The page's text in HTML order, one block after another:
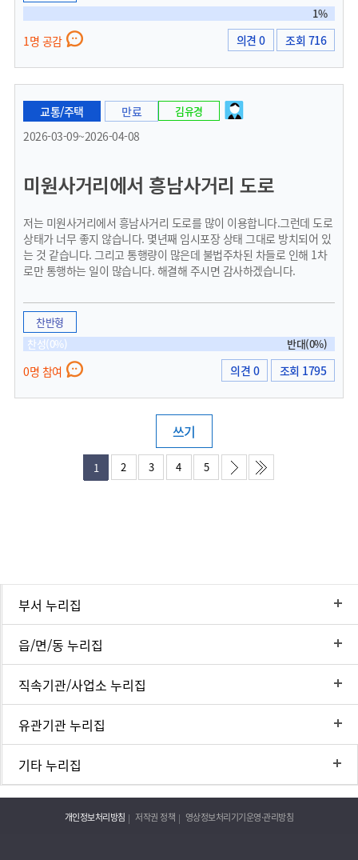
1%
1명 공감 의견 0 조회 716
교통/주택
만료
2026-03-09~2026-04-08
김유경
미원사거리에서 흥남사거리 도로
저는 미원사거리에서 흥남사거리 도로를 많이 이용합니다.그런데 도로
상태가 너무 좋지 않습니다. 몇년째 임시포장 상태 그대로 방치되어 있
는 것 같습니다. 그리고 통행량이 많은데 불법주차된 차들로 인해 1차
로만 통행하는 일이 많습니다. 해결해 주시면 감사하겠습니다.
찬반형
찬성(0%)
반대(0%)
0명 참여 의견 0 조회 1795
1 2 3 4 5
쓰기
부서 누리집
읍/면/동 누리집
직속기관/사업소 누리집
유관기관 누리집
기타 누리집
개인정보처리방침 저작권 정책 영상정보처리기기운영·관리방침